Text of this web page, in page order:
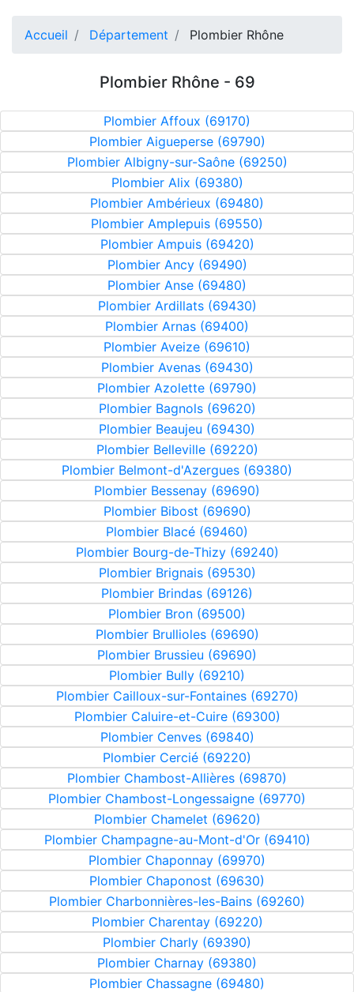
Accueil Département Plombier Rhône
Plombier Rhône - 69
Plombier Affoux (69170)
Plombier Aigueperse (69790)
Plombier Albigny-sur-Saône (69250)
Plombier Alix (69380)
Plombier Ambérieux (69480)
Plombier Amplepuis (69550)
Plombier Ampuis (69420)
Plombier Ancy (69490)
Plombier Anse (69480)
Plombier Ardillats (69430)
Plombier Arnas (69400)
Plombier Aveize (69610)
Plombier Avenas (69430)
Plombier Azolette (69790)
Plombier Bagnols (69620)
Plombier Beaujeu (69430)
Plombier Belleville (69220)
Plombier Belmont-d'Azergues (69380)
Plombier Bessenay (69690)
Plombier Bibost (69690)
Plombier Blacé (69460)
Plombier Bourg-de-Thizy (69240)
Plombier Brignais (69530)
Plombier Brindas (69126)
Plombier Bron (69500)
Plombier Brullioles (69690)
Plombier Brussieu (69690)
Plombier Bully (69210)
Plombier Cailloux-sur-Fontaines (69270)
Plombier Caluire-et-Cuire (69300)
Plombier Cenves (69840)
Plombier Cercié (69220)
Plombier Chambost-Allières (69870)
Plombier Chambost-Longessaigne (69770)
Plombier Chamelet (69620)
Plombier Champagne-au-Mont-d'Or (69410)
Plombier Chaponnay (69970)
Plombier Chaponost (69630)
Plombier Charbonnières-les-Bains (69260)
Plombier Charentay (69220)
Plombier Charly (69390)
Plombier Charnay (69380)
Plombier Chassagne (69480)